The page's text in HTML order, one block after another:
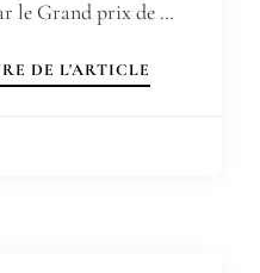
le Grand prix de …
DE L'ARTICLE